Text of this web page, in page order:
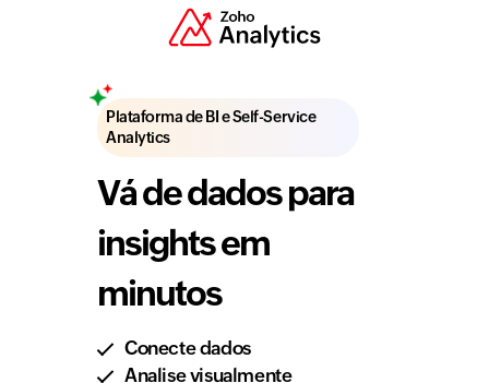
Plataforma de BI e Self-Service
Analytics
Vá de dados para
insights em
minutos
Conecte dados
Analise visualmente